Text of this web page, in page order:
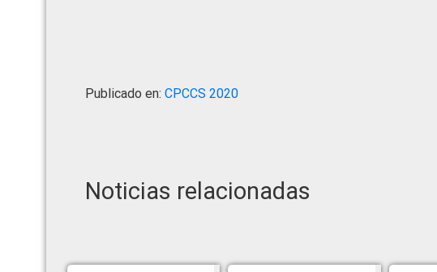
Publicado en: CPCCS 2020
Noticias relacionadas